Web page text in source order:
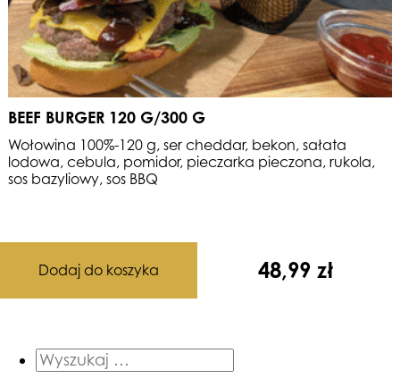
BEEF BURGER 120 G/300 G
Wołowina 100%-120 g, ser cheddar, bekon, sałata
lodowa, cebula, pomidor, pieczarka pieczona, rukola,
sos bazyliowy, sos BBQ
48,99 zł
Dodaj do koszyka